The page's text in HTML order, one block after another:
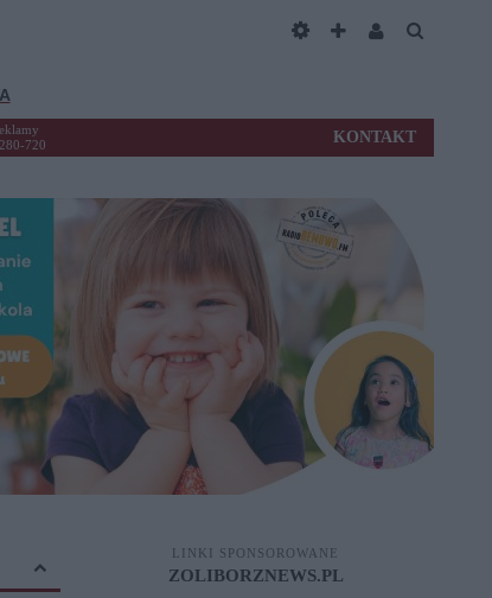
720
KONTAKT
LINKI SPONSOROWANE
ZOLIBORZNEWS.PL